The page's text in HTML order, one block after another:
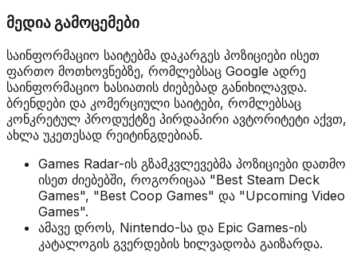
მედია გამოცემები
საინფორმაციო საიტებმა დაკარგეს პოზიციები ისეთ
ფართო მოთხოვნებზე, რომლებსაც Google ადრე
საინფორმაციო ხასიათის ძიებებად განიხილავდა.
ბრენდები და კომერციული საიტები, რომლებსაც
კონკრეტულ პროდუქტზე პირდაპირი ავტორიტეტი აქვთ,
ახლა უკეთესად რეიტინგდებიან.
Games Radar-ის გზამკვლევებმა პოზიციები დათმო
ისეთ ძიებებში, როგორიცაა "Best Steam Deck
Games", "Best Coop Games" და "Upcoming Video
Games".
ამავე დროს, Nintendo-სა და Epic Games-ის
კატალოგის გვერდების ხილვადობა გაიზარდა.